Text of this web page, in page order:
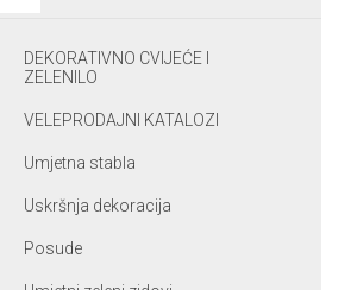
DEKORATIVNO CVIJEĆE I
ZELENILO
VELEPRODAJNI KATALOZI
Umjetna stabla
Uskršnja dekoracija
Posude